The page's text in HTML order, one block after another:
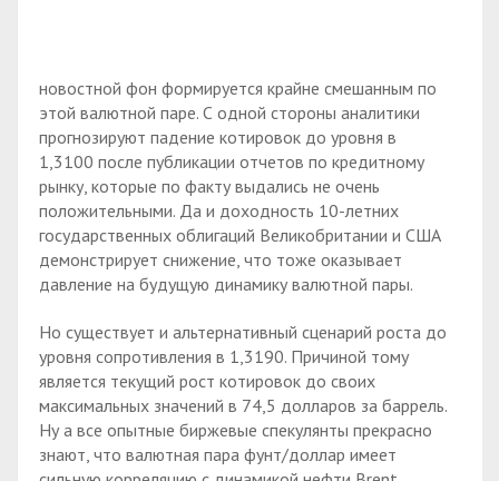
новостной фон формируется крайне смешанным по
этой валютной паре. С одной стороны аналитики
прогнозируют падение котировок до уровня в
1,3100 после публикации отчетов по кредитному
рынку, которые по факту выдались не очень
положительными. Да и доходность 10-летних
государственных облигаций Великобритании и США
демонстрирует снижение, что тоже оказывает
давление на будущую динамику валютной пары.
Но существует и альтернативный сценарий роста до
уровня сопротивления в 1,3190. Причиной тому
является текущий рост котировок до своих
максимальных значений в 74,5 долларов за баррель.
Ну а все опытные биржевые спекулянты прекрасно
знают, что валютная пара фунт/доллар имеет